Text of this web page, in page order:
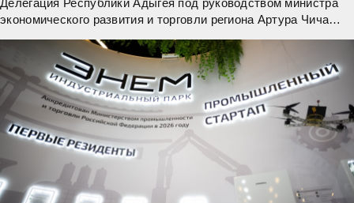
экономического развития и торговли региона Артура Чича
инфраструктуры поддержки предпринимательства